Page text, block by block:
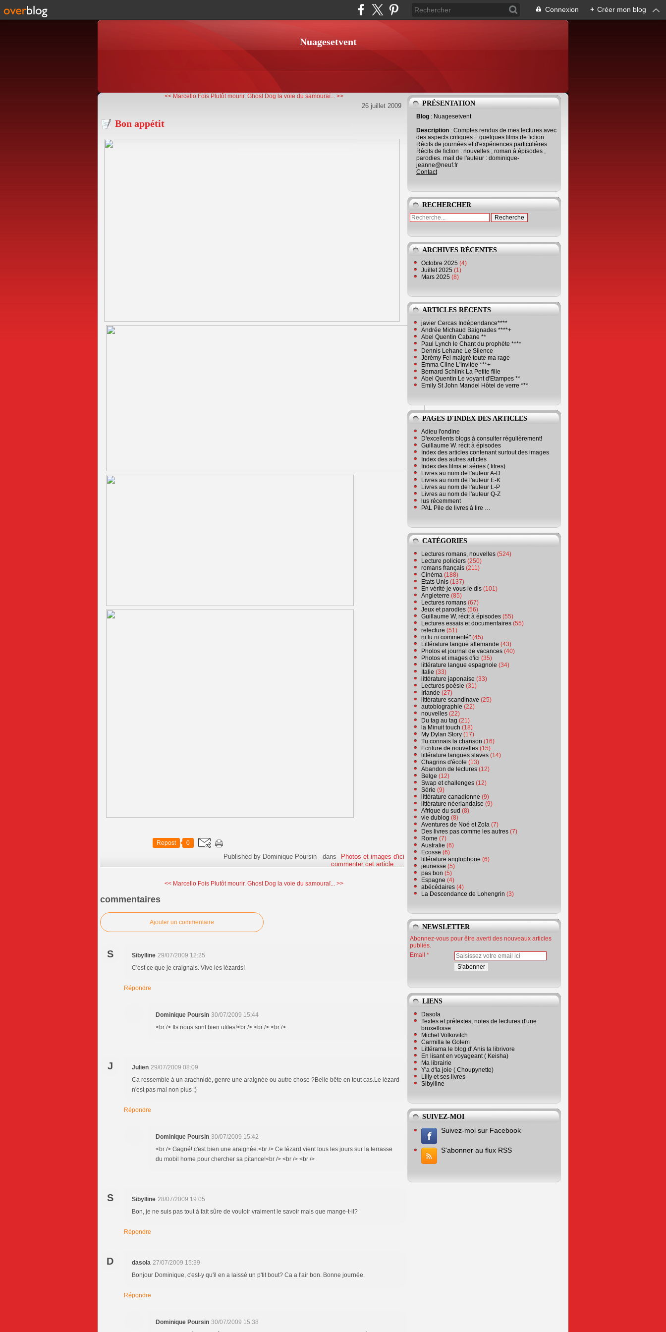
Connexion + Créer mon blog
Nuagesetvent
<< Marcello Fois Plutôt mourir. Ghost Dog la voie du samouraï... >>
26 juillet 2009
Bon appétit
Repost 0
Published by Dominique Poursin -dans
Photos et images d'ici
commenter cet article
…
<< Marcello Fois Plutôt mourir. Ghost Dog la voie du samouraï... >>
commentaires
Ajouter un commentaire
S Sibylline 29/07/2009 12:25
C'est ce que je craignais. Vive les lézards!
Répondre
Dominique Poursin 30/07/2009 15:44
<br /> Ils nous sont bien utiles!<br /> <br /> <br />
J Julien 29/07/2009 08:09
Ca ressemble à un arachnidé, genre une araignée ou autre chose ?Belle bête en tout cas.Le lézard
n'est pas mal non plus ;)
Répondre
Dominique Poursin 30/07/2009 15:42
<br /> Gagné! c'est bien une araignée.<br /> Ce lézard vient tous les jours sur la terrasse
du mobil home pour chercher sa pitance!<br /> <br /> <br />
S Sibylline 28/07/2009 19:05
Bon, je ne suis pas tout à fait sûre de vouloir vraiment le savoir mais que mange-t-il?
Répondre
D dasola 27/07/2009 15:39
Bonjour Dominique, c'est-y qu'il en a laissé un p'tit bout? Ca a l'air bon. Bonne journée.
Répondre
Dominique Poursin 30/07/2009 15:38
PRÉSENTATION
Blog : Nuagesetvent
Description : Comptes rendus de mes lectures avec
des aspects critiques + quelques films de fiction
Récits de journées et d'expériences particulières
Récits de fiction : nouvelles ; roman à épisodes ;
parodies. mail de l'auteur : dominique-
jeanne@neuf.fr
Contact
RECHERCHER
ARCHIVES RÉCENTES
Octobre 2025 (4)
Juillet 2025 (1)
Mars 2025 (8)
ARTICLES RÉCENTS
javier Cercas Indépendance****
Andrée Michaud Baignades ****+
Abel Quentin Cabane **
Paul Lynch le Chant du prophète ****
Dennis Lehane Le Silence
Jérémy Fel malgré toute ma rage
Emma Cline L'Invitée ***+
Bernard Schlink La Petite fille
Abel Quentin Le voyant d'Etampes **
Emily St John Mandel Hôtel de verre ***
PAGES D'INDEX DES ARTICLES
Adieu l'ondine
D'excellents blogs à consulter régulièrement!
Guillaume W. récit à épisodes
Index des articles contenant surtout des images
Index des autres articles
Index des films et séries ( titres)
Livres au nom de l'auteur A-D
Livres au nom de l'auteur E-K
Livres au nom de l'auteur L-P
Livres au nom de l'auteur Q-Z
lus récemment
PAL Pile de livres à lire …
CATÉGORIES
Lectures romans, nouvelles (524)
Lecture policiers (250)
romans français (211)
Cinéma (188)
Etats Unis (137)
En vérité je vous le dis (101)
Angleterre (85)
Lectures romans (67)
Jeux et parodies (56)
Guillaume W, récit à épisodes (55)
Lectures essais et documentaires (55)
relecture (51)
ni lu ni commenté" (45)
Littérature langue allemande (43)
Photos et journal de vacances (40)
Photos et images d'ici (35)
littérature langue espagnole (34)
Italie (33)
littérature japonaise (33)
Lectures poésie (31)
Irlande (27)
littérature scandinave (25)
autobiographie (22)
nouvelles (22)
Du tag au tag (21)
la Minuit touch (18)
My Dylan Story (17)
Tu connais la chanson (16)
Ecriture de nouvelles (15)
littérature langues slaves (14)
Chagrins d'école (13)
Abandon de lectures (12)
Belge (12)
Swap et challenges (12)
Série (9)
littérature canadienne (9)
littérature néerlandaise (9)
Afrique du sud (8)
vie dublog (8)
Aventures de Noé et Zola (7)
Des livres pas comme les autres (7)
Rome (7)
Australie (6)
Ecosse (6)
littérature anglophone (6)
jeunesse (5)
pas bon (5)
Espagne (4)
abécédaires (4)
La Descendance de Lohengrin (3)
NEWSLETTER
Abonnez-vous pour être averti des nouveaux articles
publiés.
Email
LIENS
Dasola
Textes et prétextes, notes de lectures d'une
bruxelloise
Michel Volkovitch
Carmilla le Golem
Littérama le blog d' Anis la librivore
En lisant en voyageant ( Keisha)
Ma librairie
Y'a d'la joie ( Choupynette)
Lilly et ses livres
Sibylline
SUIVEZ-MOI
Suivez-moi sur Facebook
S'abonner au flux RSS